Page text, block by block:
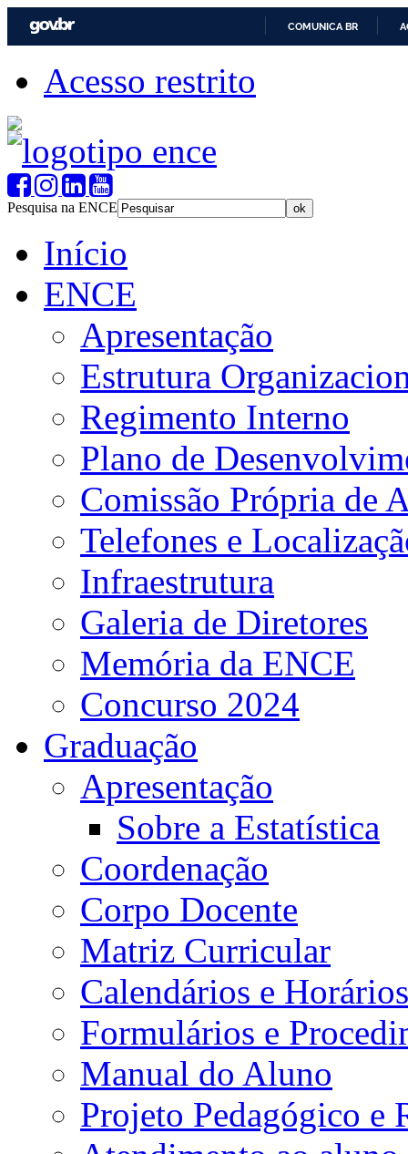
COMUNICA BR
Acesso restrito
Pesquisa na ENCE
Início
ENCE
Apresentação
Estrutura
Regimento Interno
Plano de
Comissão Própria de
Telefones e
Infraestrutura
Galeria de Diretores
Memória da ENCE
Concurso 2024
Graduação
Apresentação
Sobre a Estatística
Coordenação
Corpo Docente
Matriz Curricular
Calendários e Horários
Formulários e
Manual do Aluno
Projeto Pedagógico e